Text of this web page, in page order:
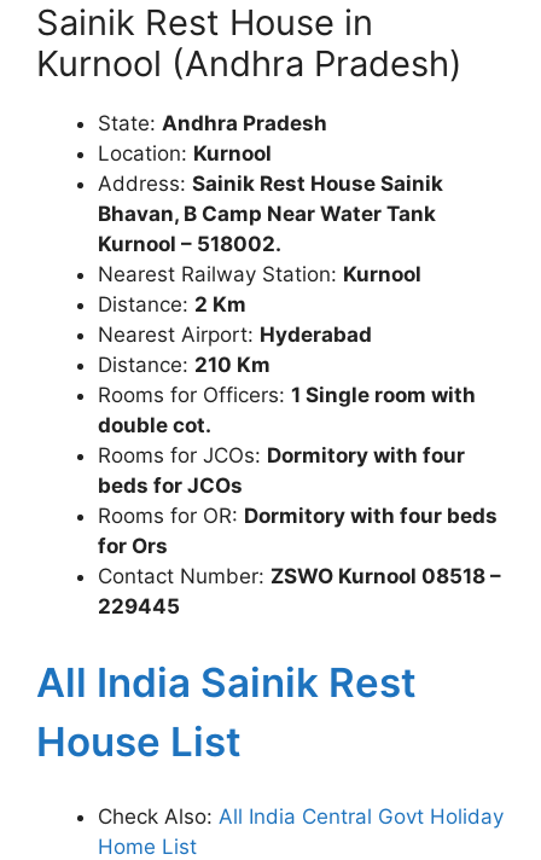
Sainik Rest House in
Kurnool (Andhra Pradesh)
State: Andhra Pradesh
Location: Kurnool
Address: Sainik Rest House Sainik
Bhavan, B Camp Near Water Tank
Kurnool – 518002.
Nearest Railway Station: Kurnool
Distance: 2 Km
Nearest Airport: Hyderabad
Distance: 210 Km
Rooms for Officers: 1 Single room with
double cot.
Rooms for JCOs: Dormitory with four
beds for JCOs
Rooms for OR: Dormitory with four beds
for Ors
Contact Number: ZSWO Kurnool 08518 –
229445
All India Sainik Rest
House List
Check Also: All India Central Govt Holiday
Home List